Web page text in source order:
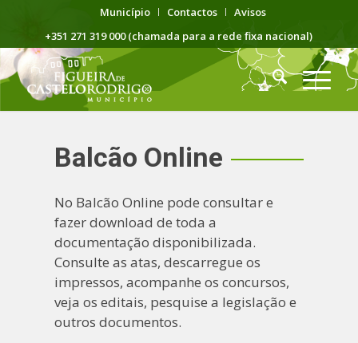
Município Contactos
Avisos
+351 271 319 000 (chamada para a rede fixa nacional)
Balcão Online
No Balcão Online pode consultar e
fazer download de toda a
documentação disponibilizada.
Consulte as atas, descarregue os
impressos, acompanhe os concursos,
veja os editais, pesquise a legislação e
outros documentos.